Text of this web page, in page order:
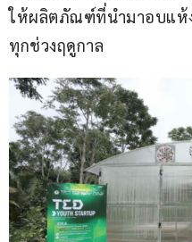
ให้ผลิตภัณฑ์ที่นำมาอบแห้
ทุกช่วงฤดูกาล